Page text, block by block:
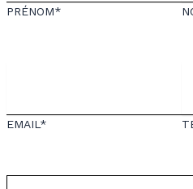
PRÉNOM*
EMAIL*